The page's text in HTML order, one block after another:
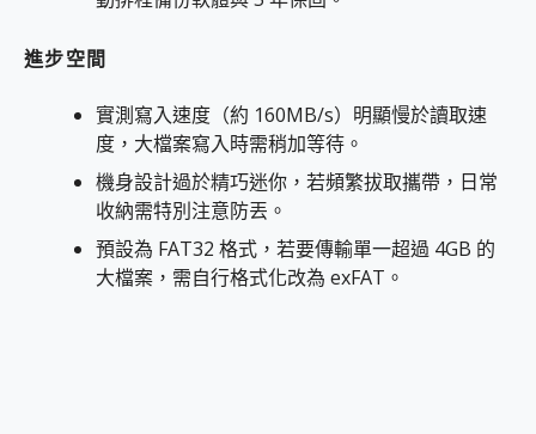
進步空間
實測寫入速度（約 160MB/s）明顯慢於讀取速
度，大檔案寫入時需稍加等待。
機身設計過於精巧迷你，若頻繁拔取攜帶，日常
收納需特別注意防丟。
預設為 FAT32 格式，若要傳輸單一超過 4GB 的
大檔案，需自行格式化改為 exFAT。